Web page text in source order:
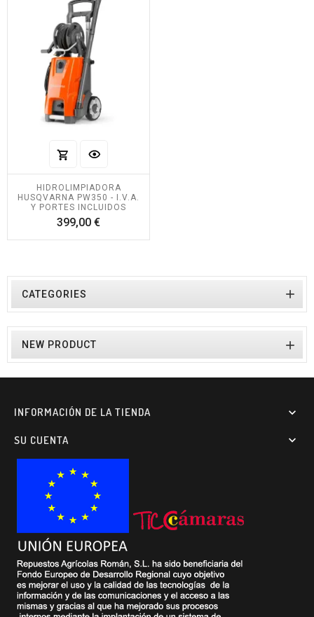
HIDROLIMPIADORA
HUSQVARNA PW350 - I.V.A.
Y PORTES INCLUIDOS
399,00 €Precio
CATEGORIES 
NEW PRODUCT 
INFORMACIÓN DE LA TIENDA 
SU CUENTA 